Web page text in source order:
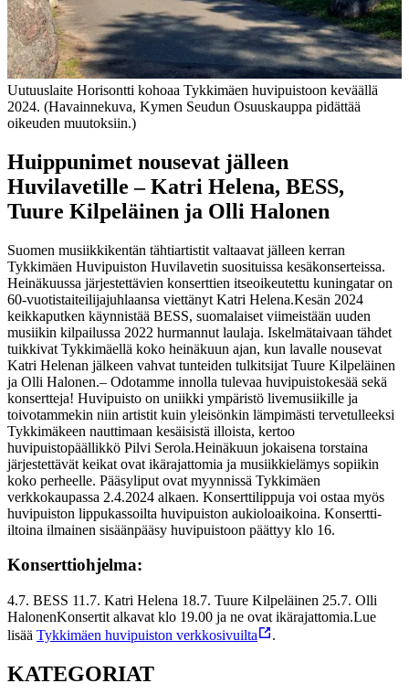
Uutuuslaite Horisontti kohoaa Tykkimäen huvipuistoon keväällä
2024. (Havainnekuva, Kymen Seudun Osuuskauppa pidättää
oikeuden muutoksiin.)
Huippunimet nousevat jälleen
Huvilavetille – Katri Helena, BESS,
Tuure Kilpeläinen ja Olli Halonen
Suomen musiikkikentän tähtiartistit valtaavat jälleen kerran
Tykkimäen Huvipuiston Huvilavetin suosituissa kesäkonserteissa.
Heinäkuussa järjestettävien konserttien itseoikeutettu kuningatar on
60-vuotistaiteilijajuhlaansa viettänyt Katri Helena.Kesän 2024
keikkaputken käynnistää BESS, suomalaiset viimeistään uuden
musiikin kilpailussa 2022 hurmannut laulaja. Iskelmätaivaan tähdet
tuikkivat Tykkimäellä koko heinäkuun ajan, kun lavalle nousevat
Katri Helenan jälkeen vahvat tunteiden tulkitsijat Tuure Kilpeläinen
ja Olli Halonen.– Odotamme innolla tulevaa huvipuistokesää sekä
konsertteja! Huvipuisto on uniikki ympäristö livemusiikille ja
toivotammekin niin artistit kuin yleisönkin lämpimästi tervetulleeksi
Tykkimäkeen nauttimaan kesäisistä illoista, kertoo
huvipuistopäällikkö Pilvi Serola.Heinäkuun jokaisena torstaina
järjestettävät keikat ovat ikärajattomia ja musiikkielämys sopiikin
koko perheelle. Pääsyliput ovat myynnissä Tykkimäen
verkkokaupassa 2.4.2024 alkaen. Konserttilippuja voi ostaa myös
huvipuiston lippukassoilta huvipuiston aukioloaikoina. Konsertti-
iltoina ilmainen sisäänpääsy huvipuistoon päättyy klo 16.
Konserttiohjelma:
4.7. BESS 11.7. Katri Helena 18.7. Tuure Kilpeläinen 25.7. Olli
HalonenKonsertit alkavat klo 19.00 ja ne ovat ikärajattomia.Lue
lisää Tykkimäen huvipuiston verkkosivuilta .
KATEGORIAT